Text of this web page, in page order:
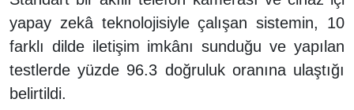
yapay zekâ teknolojisiyle çalışan sistemin, 10
farklı dilde iletişim imkânı sunduğu ve yapılan
testlerde yüzde 96.3 doğruluk oranına ulaştığı
belirtildi.